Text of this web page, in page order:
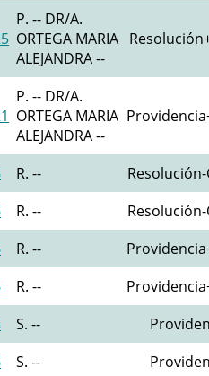
P. -- DR/A.
ORTEGA MARIA
ALEJANDRA --
P. -- DR/A.
ORTEGA MARIA
ALEJANDRA --
R. --
R. --
R. --
R. --
S. --
S. --